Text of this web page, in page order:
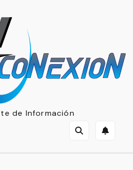
de Información